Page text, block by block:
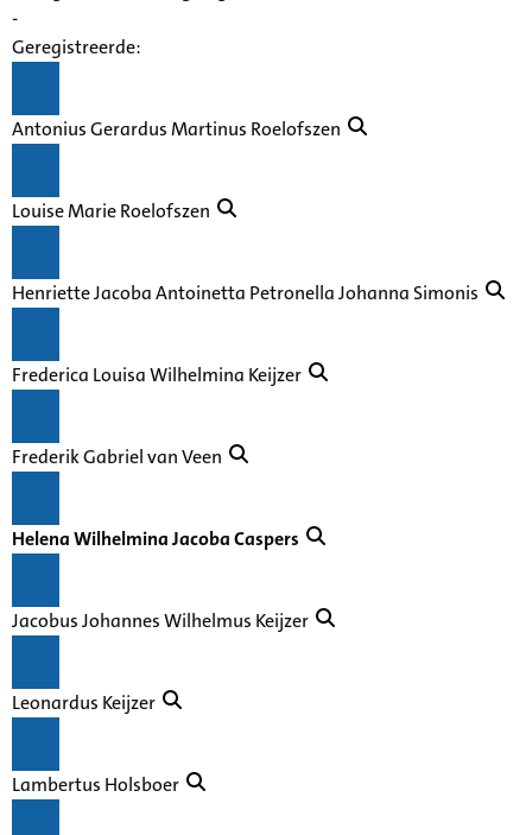
-
Geregistreerde:
Antonius Gerardus Martinus Roelofszen
Louise Marie Roelofszen
Henriette Jacoba Antoinetta Petronella Johanna Simonis
Frederica Louisa Wilhelmina Keijzer
Frederik Gabriel van Veen
Helena Wilhelmina Jacoba Caspers
Jacobus Johannes Wilhelmus Keijzer
Leonardus Keijzer
Lambertus Holsboer